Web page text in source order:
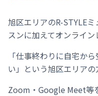
旭区エリアのR-STYLE
スンに加えてオンライン
「仕事終わりに自宅か
い」という旭区エリアの
Zoom・Google Meet等